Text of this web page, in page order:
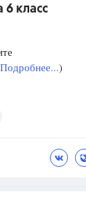
класс
Подробнее...)